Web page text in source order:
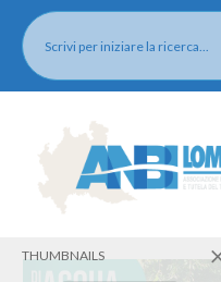
THUMBNAILS